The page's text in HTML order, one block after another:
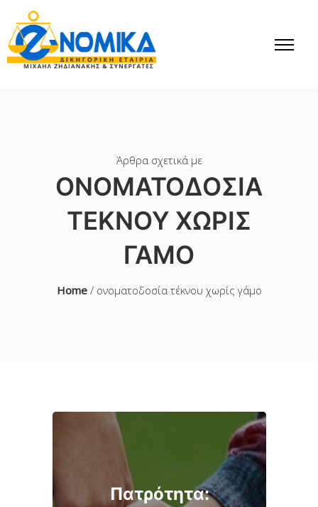
Άρθρα σχετικά με
ΟΝΟΜΑΤΟΔΟΣΊΑ
ΤΈΚΝΟΥ ΧΩΡΊΣ
ΓΆΜΟ
Home/ ονοματοδοσία τέκνου χωρίς γάμο
Πατρότητα: